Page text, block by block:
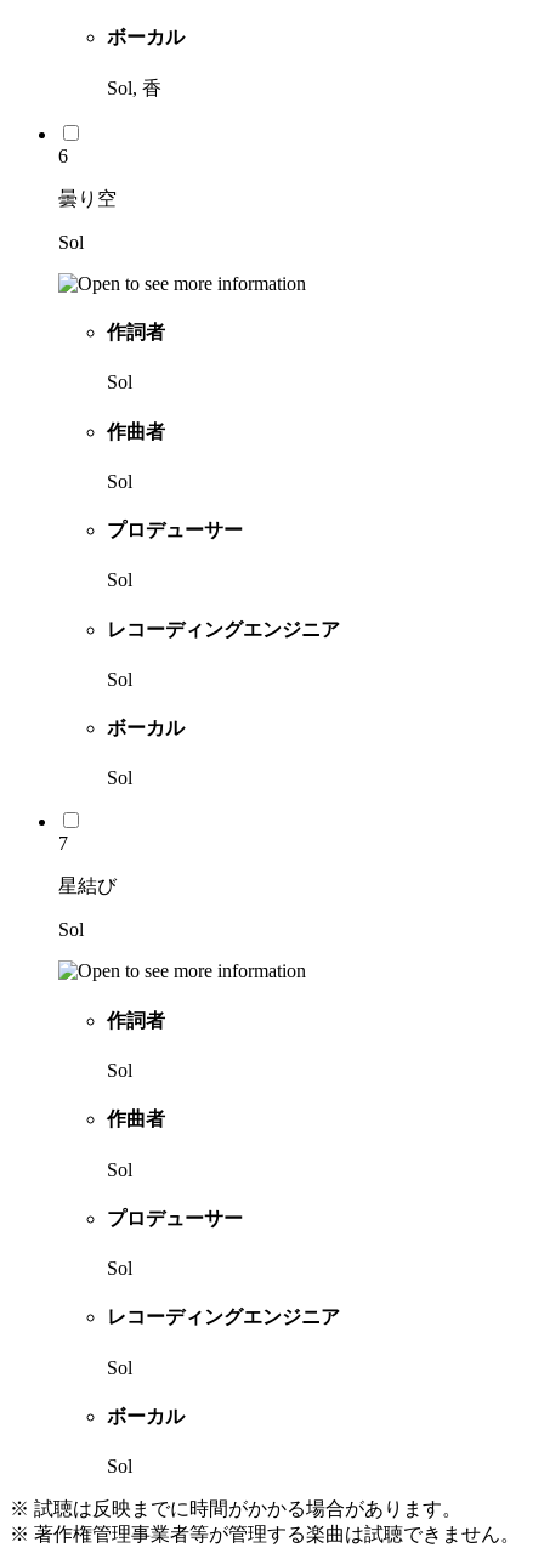
ボーカル
Sol, 香
6
曇り空
Sol
作詞者
Sol
作曲者
Sol
プロデューサー
Sol
レコーディングエンジニア
Sol
ボーカル
Sol
7
星結び
Sol
作詞者
Sol
作曲者
Sol
プロデューサー
Sol
レコーディングエンジニア
Sol
ボーカル
Sol
※ 試聴は反映までに時間がかかる場合があります。
※ 著作権管理事業者等が管理する楽曲は試聴できません。